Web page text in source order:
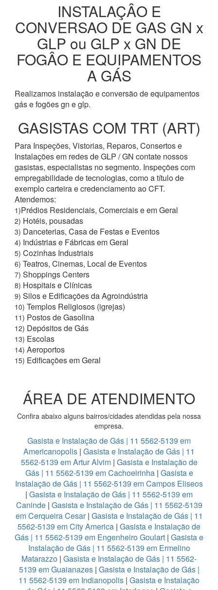
INSTALAÇÂO E
CONVERSAO DE GAS GN x
GLP ou GLP x GN DE
FOGÂO E EQUIPAMENTOS
A GÁS
Realizamos instalação e conversão de equipamentos
gás e fogões gn e glp.
GASISTAS COM TRT (ART)
Para Inspeções, Vistorias, Reparos, Consertos e
Instalações em redes de GLP / GN contate nossos
gasistas, especialistas no segmento. Inspeções com
empregabilidade de tecnologias, como a título de
exemplo carteira e credenciamento ao CFT.
Atendemos:
1)Prédios Residenciais, Comerciais e em Geral
2) Hotéis, pousadas
3) Danceterias, Casa de Festas e Eventos
4) Indústrias e Fábricas em Geral
5) Cozinhas Industriais
6) Teatros, Cinemas, Local de Eventos
7) Shoppings Centers
8) Hospitais e Clínicas
9) Silos e Edificações da Agroindústria
10) Templos Religiosos (igrejas)
11) Postos de Gasolina
12) Depósitos de Gás
13) Escolas
14) Aeroportos
15) Edificações em Geral
ÁREA DE ATENDIMENTO
Confira abaixo alguns bairros/cidades atendidas pela nossa
empresa.
Gasista e Instalação de Gás | 11 5562-5139 em
Americanopolis | Gasista e Instalação de Gás | 11
5562-5139 em Artur Alvim | Gasista e Instalação de
Gás | 11 5562-5139 em Cachoeirinha| Gasista e
Instalação de Gás | 11 5562-5139 em Campos Eliseos
| Gasista e Instalação de Gás | 11 5562-5139 em
Caninde| Gasista e Instalação de Gás | 11 5562-5139
em Cerqueira Cesar| Gasista e Instalação de Gás | 11
5562-5139 em City America | Gasista e Instalação de
Gás | 11 5562-5139 em Engenheiro Goulart | Gasista e
Instalação de Gás | 11 5562-5139 em Ermelino
Matarazzo | Gasista e Instalação de Gás | 11 5562-
5139 em Guaianazes| Gasista e Instalação de Gás |
11 5562-5139 em Indianopolis | Gasista e Instalação